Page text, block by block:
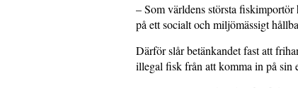
– Som världens största
på ett socialt och miljömässigt
Därför slår betänkandet fast att
illegal fisk från att komma in på sin